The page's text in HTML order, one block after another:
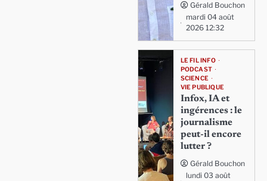
Gérald Bouchon
mardi 04 août
2026 12:32
LE FIL INFO
PODCAST
SCIENCE
VIE PUBLIQUE
Infox, IA et
ingérences : le
journalisme
peut-il encore
lutter ?
Gérald Bouchon
lundi 03 août